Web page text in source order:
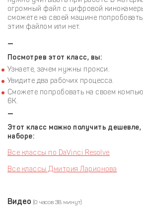
огромный файл с цифровой
сможете на своей машине
этим файлом или нет.
—
Посмотрев этот класс, вы:
Узнаете, зачем нужны прокси.
Увидите два рабочих процесса.
Сможете попробовать на своем
6К.
—
Этот класс можно получить дешевле,
наборе:
Все классы по DaVinci Resolve
Все классы Дмитрия Ларионова
Видео (0 часов 38 минут)